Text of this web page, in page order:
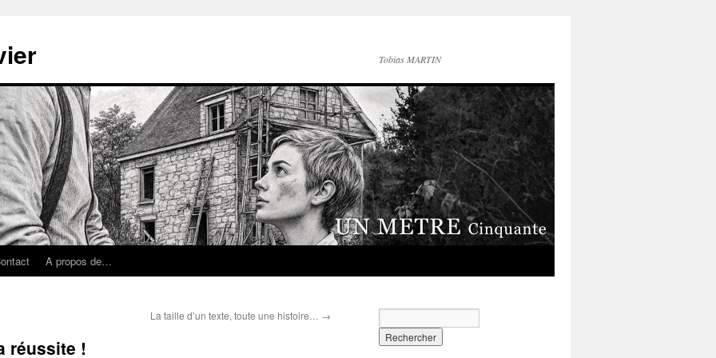
Tobias MARTIN
A propos de…
La taille d’un texte, toute une histoire… →
réussite !